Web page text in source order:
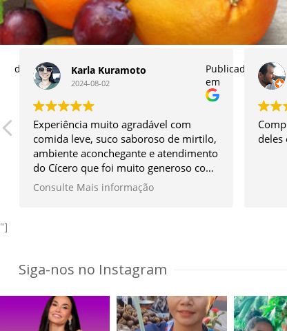
Publicado
em
Karla Kuramoto
2024-08-02
Experiência muito agradável com
comida leve, suco saboroso de mirtilo,
ambiente aconchegante e atendimento
do Cícero que foi muito generoso com
os itens do seu quintal e simpático
Consulte Mais informação
deles
"]
Siga-nos no Instagram